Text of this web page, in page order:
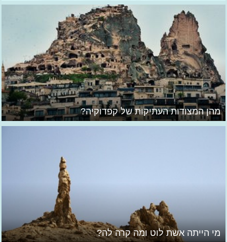
מהן המצודות העתיקות של קפדוקיה?
מי הייתה אשת לוט ומה קרה לה?